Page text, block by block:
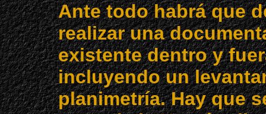
Ante todo habrá que
realizar una
existente dentro y
incluyendo un
planimetría. Hay que